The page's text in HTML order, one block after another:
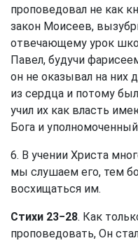
проповедовал не как
закон Моисеев,
отвечающему урок
Павел, будучи
он не оказывал на них
из сердца и потому
учил их как власть
Бога и
6. В учении Христа
мы слушаем его, тем
восхищаться им.
Стихи 23−28. Как
проповедовать, Он